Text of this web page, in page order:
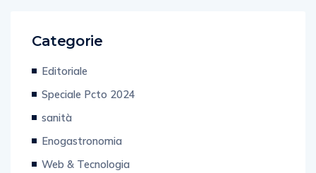
Categorie
Editoriale
Speciale Pcto 2024
sanità
Enogastronomia
Web & Tecnologia